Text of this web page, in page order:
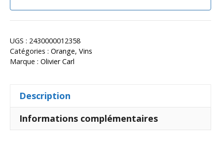
UGS : 2430000012358
Catégories : Orange, Vins
Marque : Olivier Carl
Description
Informations complémentaires